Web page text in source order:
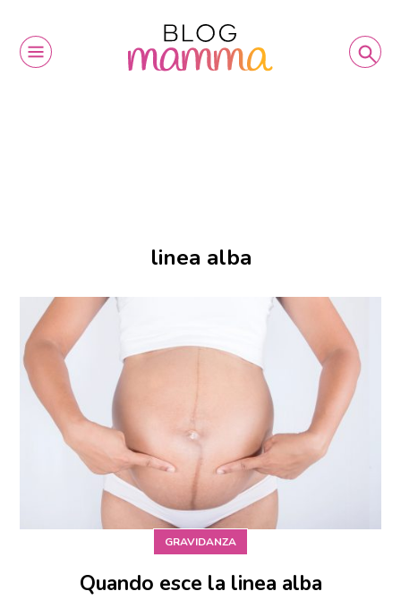
linea alba
GRAVIDANZA
Quando esce la linea alba